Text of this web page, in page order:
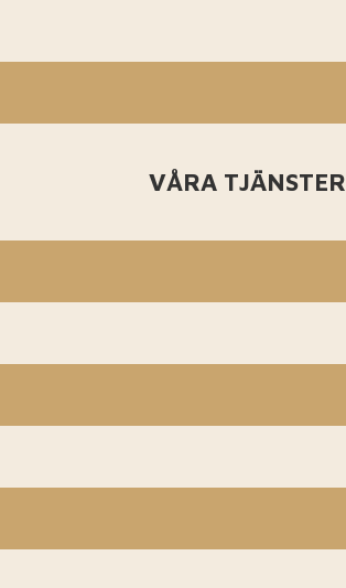
VÅRA TJÄNSTER